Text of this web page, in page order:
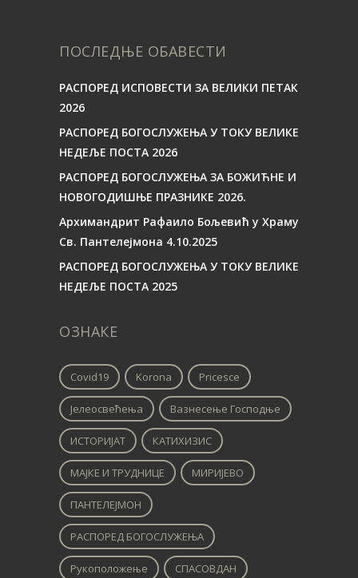
ПОСЛЕДЊЕ ОБАВЕСТИ
РАСПОРЕД ИСПОВЕСТИ ЗА ВЕЛИКИ ПЕТАК
2026
РАСПОРЕД БОГОСЛУЖЕЊА У ТОКУ ВЕЛИКЕ
НЕДЕЉЕ ПОСТА 2026
РАСПОРЕД БОГОСЛУЖЕЊА ЗА БОЖИЋНЕ И
НОВОГОДИШЊЕ ПРАЗНИКЕ 2026.
Архимандрит Рафаило Бољевић у Храму
Св. Пантелејмона 4.10.2025
РАСПОРЕД БОГОСЛУЖЕЊА У ТОКУ ВЕЛИКЕ
НЕДЕЉЕ ПОСТА 2025
ОЗНАКЕ
Covid19 Korona Pricesce
Јелеосвећења Вазнесење Господње
ИСТОРИЈАТ КАТИХИЗИС
МАЈКЕ И ТРУДНИЦЕ МИРИЈЕВО
ПАНТЕЛЕЈМОН
РАСПОРЕД БОГОСЛУЖЕЊА
Рукоположење СПАСОВДАН